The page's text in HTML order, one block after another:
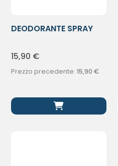
DEODORANTE SPRAY
15,90 €
Prezzo precedente:15,90 €